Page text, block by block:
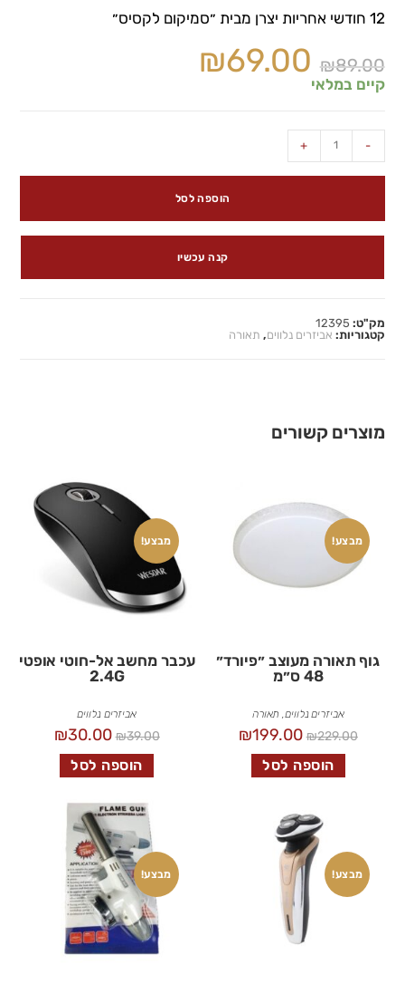
12 חודשי אחריות יצרן מבית ״סמיקום לקסיס״
₪89.00
₪69.00
קיים במלאי
-
+
הוספה לסל
קנה עכשיו
מק"ט: 12395
קטגוריות: אביזרים נלווים, תאורה
מוצרים קשורים
מבצע!
גוף תאורה מעוצב ״פיורד״
48 ס״מ
אביזרים נלווים, תאורה
₪229.00
₪199.00
הוספה לסל
מבצע!
עכבר מחשב אל-חוטי אופטי
2.4G
אביזרים נלווים
₪39.00
₪30.00
הוספה לסל
מבצע! מבצע!